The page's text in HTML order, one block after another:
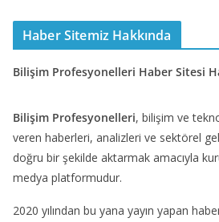
Haber Sitemiz Hakkında
Bilişim Profesyonelleri Haber Sitesi
Bilişim Profesyonelleri, bilişim ve
veren haberleri, analizleri ve sektörel
doğru bir şekilde aktarmak amacıyla
medya platformudur.
2020 yılından bu yana yayın yapan